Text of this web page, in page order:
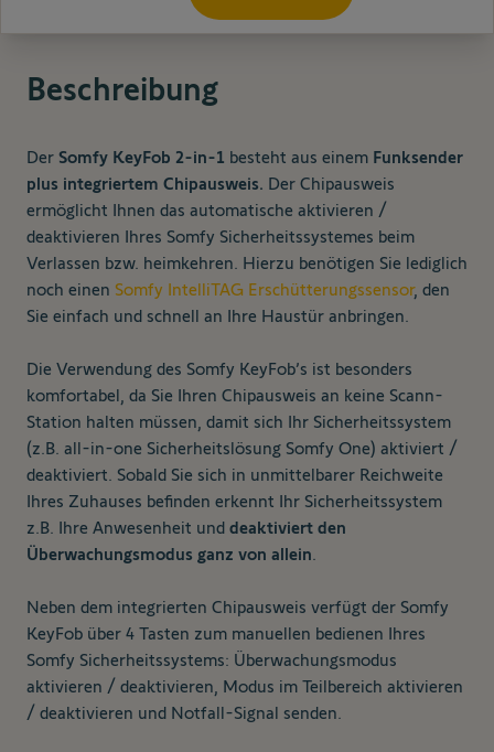
Beschreibung
Der Somfy KeyFob 2-in-1 besteht aus einem Funksender
plus integriertem Chipausweis. Der Chipausweis
ermöglicht Ihnen das automatische aktivieren /
deaktivieren Ihres Somfy Sicherheitssystemes beim
Verlassen bzw. heimkehren. Hierzu benötigen Sie lediglich
noch einen Somfy IntelliTAG Erschütterungssensor, den
Sie einfach und schnell an Ihre Haustür anbringen.
Die Verwendung des Somfy KeyFob’s ist besonders
komfortabel, da Sie Ihren Chipausweis an keine Scann-
Station halten müssen, damit sich Ihr Sicherheitssystem
(z.B. all-in-one Sicherheitslösung Somfy One) aktiviert /
deaktiviert. Sobald Sie sich in unmittelbarer Reichweite
Ihres Zuhauses befinden erkennt Ihr Sicherheitssystem
z.B. Ihre Anwesenheit und deaktiviert den
Überwachungsmodus ganz von allein
Neben dem integrierten Chipausweis verfügt der Somfy
KeyFob über 4 Tasten zum manuellen bedienen Ihres
Somfy Sicherheitssystems: Überwachungsmodus
aktivieren / deaktivieren, Modus im Teilbereich aktivieren
/ deaktivieren und Notfall-Signal senden.